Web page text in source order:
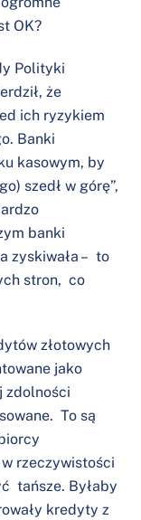
OK?
Polityki
że
ich ryzykiem
Banki
kasowym, by
szedł w górę”,
banki
zyskiwała – to
stron, co
złotowych
jako
zdolności
To są
rzeczywistości
tańsze. Byłaby
kredyty z